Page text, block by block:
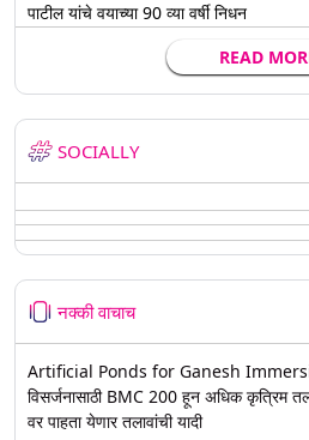
पाटील यांचे वयाच्या 90 व्या वर्षी निधन
READ
SOCIALLY
नक्की वाचाच
Artificial Ponds for Ganesh
विसर्जनासाठी BMC 200 हून अधिक कृत्रिम
वर पाहता येणार तलावांची यादी